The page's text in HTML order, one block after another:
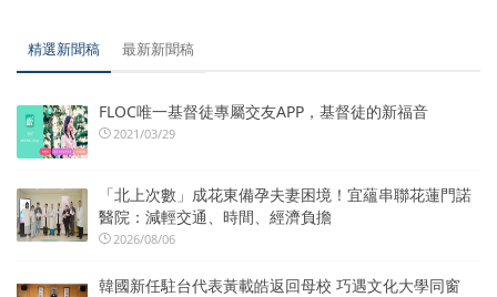
精選新聞稿 最新新聞稿
FLOC唯一基督徒專屬交友APP，基督徒的新福音
2021/03/29
「北上次數」成花東備孕夫妻困境！宜蘊串聯花蓮門諾
醫院：減輕交通、時間、經濟負擔
2026/08/06
韓國新任駐台代表黃載皓返回母校 巧遇文化大學同窗